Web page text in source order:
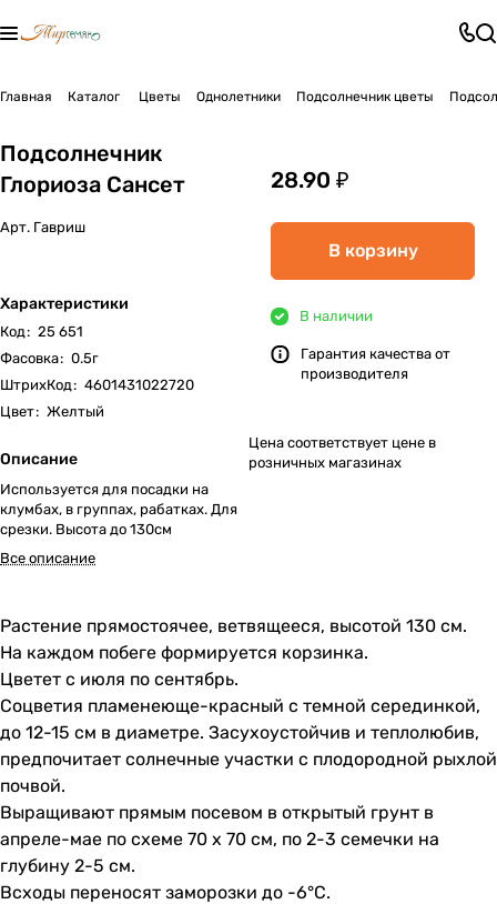
Главная Каталог Цветы Однолетники Подсолнечник цветы
Подсолнечник
Глориоза Сансет
Арт. Гавриш
Характеристики
Код: 25 651
Фасовка: 0.5г
ШтрихКод: 4601431022720
Цвет: Желтый
Описание
Используется для посадки на
клумбах, в группах, рабатках. Для
срезки. Высота до 130см
Все описание
28.90 ₽
В корзину
В наличии
Гарантия качества от
производителя
Цена соответствует цене в
розничных магазинах
Растение прямостоячее, ветвящееся, высотой 130 см.
На каждом побеге формируется корзинка.
Цветет с июля по сентябрь.
Соцветия пламенеюще-красный с темной серединкой,
до 12-15 см в диаметре. Засухоустойчив и теплолюбив,
предпочитает солнечные участки с плодородной рыхлой
почвой.
Выращивают прямым посевом в открытый грунт в
апреле-мае по схеме 70 х 70 см, по 2-3 семечки на
глубину 2-5 см.
Всходы переносят заморозки до -6°C.